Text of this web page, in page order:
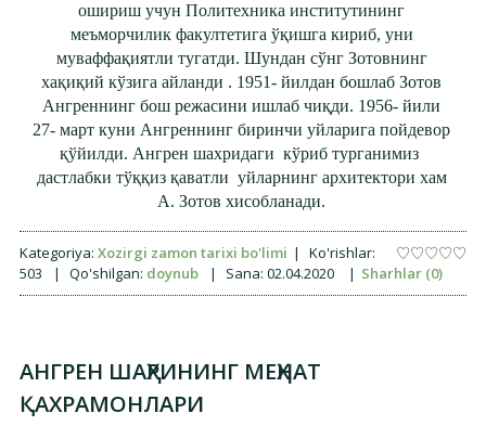
ошириш учун Политехника институтининг
меъморчилик факултетига ўқишга кириб, уни
муваффақиятли тугатди. Шундан сўнг Зотовнинг
хақиқий кўзига айланди . 1951- йилдан бошлаб Зотов
Ангреннинг бош режасини ишлаб чиқди. 1956- йили
27- март куни Ангреннинг биринчи уйларига пойдевор
қўйилди. Ангрен шахридаги кўриб турганимиз
дастлабки тўққиз қаватли уйларнинг архитектори хам
А. Зотов хисобланади.
Kategoriya: Xozirgi zamon tarixi bo'limi |
Ko'rishlar:
503
| Qo'shilgan: doynub | Sana: 02.04.2020 | Sharhlar (0)
АНГРЕН ШАҲРИНИНГ МЕҲНАТ
ҚАХРАМОНЛАРИ